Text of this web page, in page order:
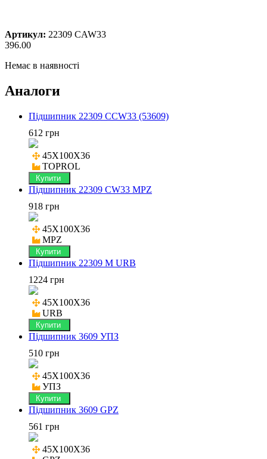
Артикул: 22309 CAW33
396.00
Немає в наявності
Аналоги
Підшипник 22309 CCW33 (53609)
612 грн
45X100X36
TOPROL
Купити
Підшипник 22309 CW33 MPZ
918 грн
45X100X36
MPZ
Купити
Підшипник 22309 M URB
1224 грн
45X100X36
URB
Купити
Підшипник 3609 УПЗ
510 грн
45X100X36
УПЗ
Купити
Підшипник 3609 GPZ
561 грн
45X100X36